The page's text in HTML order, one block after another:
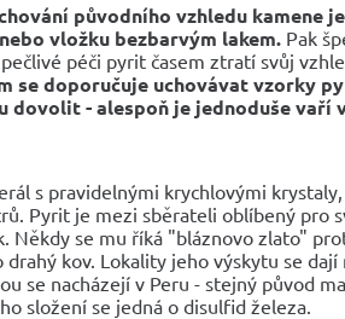
původního vzhledu kamene
vložku bezbarvým lakem. Pak
péči pyrit časem ztratí svůj
se doporučuje uchovávat vzorky
dovolit - alespoň je jednoduše vaří
s pravidelnými krychlovými
Pyrit je mezi sběrateli oblíbený pro
Někdy se mu říká "bláznovo zlato"
kov. Lokality jeho výskytu se
se nacházejí v Peru - stejný původ
složení se jedná o disulfid železa.